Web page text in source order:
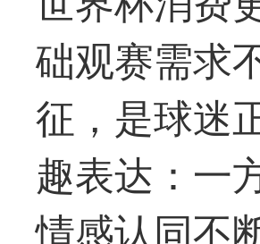
础观赛需求
征，是球迷
趣表达：一
情感认同不